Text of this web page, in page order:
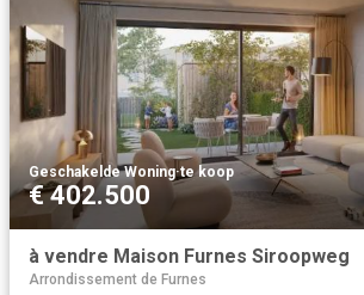
Geschakelde Woning·te koop
€ 402.500
à vendre Maison Furnes Siroopweg
Arrondissement de Furnes